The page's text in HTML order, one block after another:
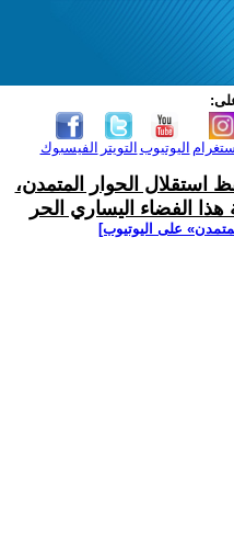
الفيسبوك التويتر اليوتيوب
استقلال الحوار المتمدن،
الفضاء اليساري الحر
على اليوتيوب]